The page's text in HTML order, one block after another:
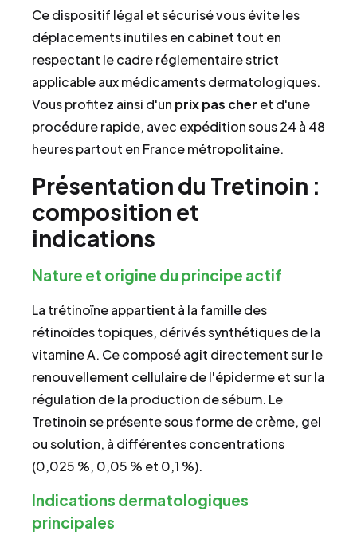
Ce dispositif légal et sécurisé vous évite les
déplacements inutiles en cabinet tout en
respectant le cadre réglementaire strict
applicable aux médicaments dermatologiques.
Vous profitez ainsi d'un prix pas cher et d'une
procédure rapide, avec expédition sous 24 à 48
heures partout en France métropolitaine.
Présentation du Tretinoin :
composition et
indications
Nature et origine du principe actif
La trétinoïne appartient à la famille des
rétinoïdes topiques, dérivés synthétiques de la
vitamine A. Ce composé agit directement sur le
renouvellement cellulaire de l'épiderme et sur la
régulation de la production de sébum. Le
Tretinoin se présente sous forme de crème, gel
ou solution, à différentes concentrations
(0,025 %, 0,05 % et 0,1 %).
Indications dermatologiques
principales